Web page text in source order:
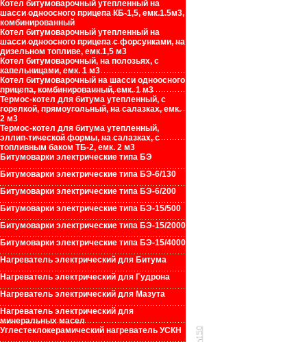
Котел битумоварочный утепленный на
шасси одноосного прицепа КБ-1,5, емк.1.5м3,
комбинированный
Котел битумоварочный утепленный на
шасси одноосного прицепа с форсунками, на
дизельном топливе, емк.1,5 м3
Котел битумоварочный, на полозьях, с
капельницами, емк. 1 м3
Котел битумоварочный на шасси одноосного
прицепа, комбинированный, емк. 1 м3
Термос-котел для битума утепленный, с
горелкой, прямоугольный, на салазках, емк.
2 м3
Термос-котел для битума утепленный,
эллип-тической формы, на салазках, с
топливным баком ТБ-2, емк. 2 м3
Битумоварки электрические типа БЭ
Битумоварки электрические типа БЭ-6/130
Битумоварки электрические типа БЭ-6/200
Битумоварки электрические типа БЭ-15/500
Битумоварки электрические типа БЭ-15/2000
Битумоварки электрические типа БЭ-15/4000
Нагреватель электрический для Битума
Нагреватель электрический для Гудрона
Нагреватель электрический для Мазута
Нагреватель электрический для
минеральных масел
Углестеклокерамический нагреватель УСКН